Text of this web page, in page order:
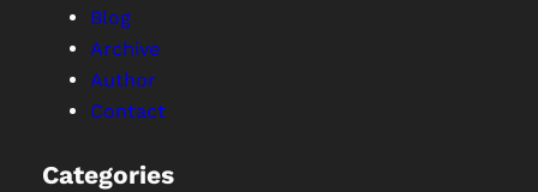
Blog
Archive
Author
Contact
Categories